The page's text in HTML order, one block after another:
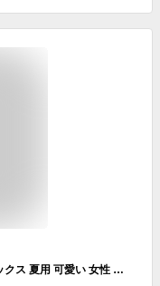
靴下 レディース 夏 くるぶし 綿 ショートソックス 夏用 可愛い 女性 くつした スポーツ 5足セット カラーソックス 夏用 おしゃれ くるぶしソックス 脱げにくい 蒸れない靴下 スニーカー22-25cm(5color)